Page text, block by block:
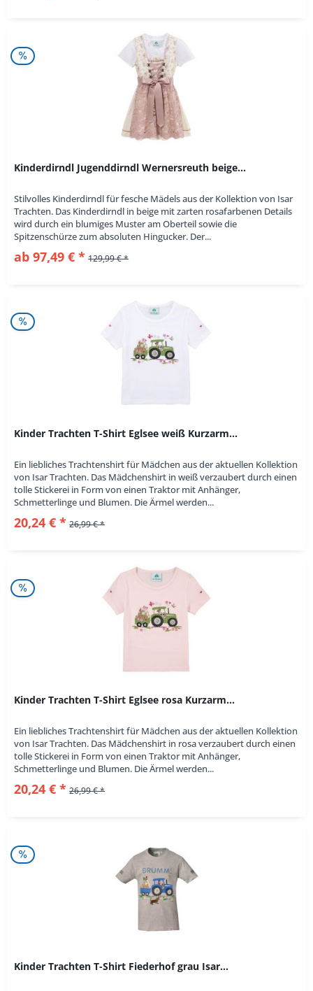
Kinderdirndl Jugenddirndl Wernersreuth beige...
Stilvolles Kinderdirndl für fesche Mädels aus der Kollektion von Isar
Trachten. Das Kinderdirndl in beige mit zarten rosafarbenen Details
wird durch ein blumiges Muster am Oberteil sowie die
Spitzenschürze zum absoluten Hingucker. Der...
ab 97,49 € * 129,99 € *
Kinder Trachten T-Shirt Eglsee weiß Kurzarm...
Ein liebliches Trachtenshirt für Mädchen aus der aktuellen Kollektion
von Isar Trachten. Das Mädchenshirt in weiß verzaubert durch einen
tolle Stickerei in Form von einen Traktor mit Anhänger,
Schmetterlinge und Blumen. Die Ärmel werden...
20,24 € * 26,99 € *
Kinder Trachten T-Shirt Eglsee rosa Kurzarm...
Ein liebliches Trachtenshirt für Mädchen aus der aktuellen Kollektion
von Isar Trachten. Das Mädchenshirt in rosa verzaubert durch einen
tolle Stickerei in Form von einen Traktor mit Anhänger,
Schmetterlinge und Blumen. Die Ärmel werden...
20,24 € * 26,99 € *
Kinder Trachten T-Shirt Fiederhof grau Isar...